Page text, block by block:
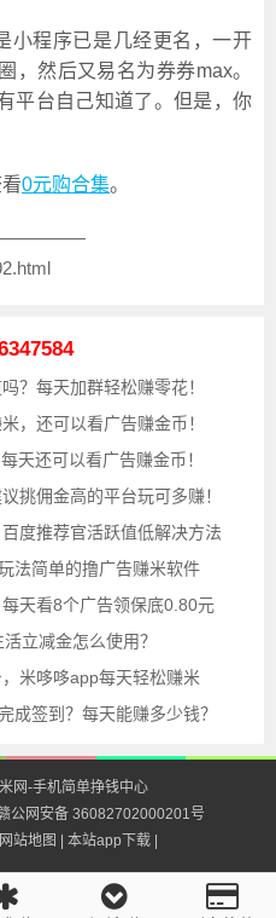
小程序已是几经更名，一开
，然后又易名为券券max。
平台自己知道了。但是，你
0元购合集。
？每天加群轻松赚零花！
，还可以看广告赚金币！
天还可以看广告赚金币！
挑佣金高的平台玩可多赚！
度推荐官活跃值低解决方法
法简单的撸广告赚米软件
天看8个广告领保底0.80元
立减金怎么使用？
米哆哆app每天轻松赚米
成签到？每天能赚多少钱？
网-手机简单挣钱中心
公网安备 36082702000201号
网站地图 | 本站app下载 |